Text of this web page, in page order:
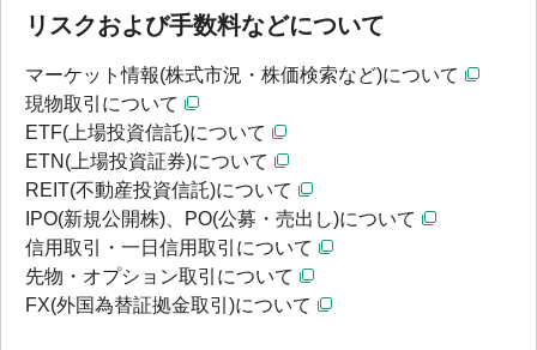
リスクおよび手数料などについて
マーケット情報(株式市況・株価検索など)について
現物取引について
ETF(上場投資信託)について
ETN(上場投資証券)について
REIT(不動産投資信託)について
IPO(新規公開株)、PO(公募・売出し)について
信用取引・一日信用取引について
先物・オプション取引について
FX(外国為替証拠金取引)について